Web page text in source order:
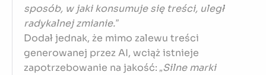
sposób, w jaki konsumuje się treści, uległ
radykalnej zmianie.”
Dodał jednak, że mimo zalewu treści
generowanej przez AI, wciąż istnieje
zapotrzebowanie na jakość: „Silne marki